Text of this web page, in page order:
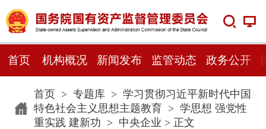
首页 机构概况 新闻发布 监管动态 政务公开
首页> 专题库> 学习贯彻习近平新时代中国
特色社会主义思想主题教育> 学思想 强党性
重实践 建新功 > 中央企业 > 正文